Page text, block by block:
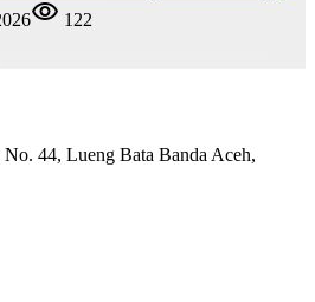
122
44, Lueng Bata Banda Aceh,